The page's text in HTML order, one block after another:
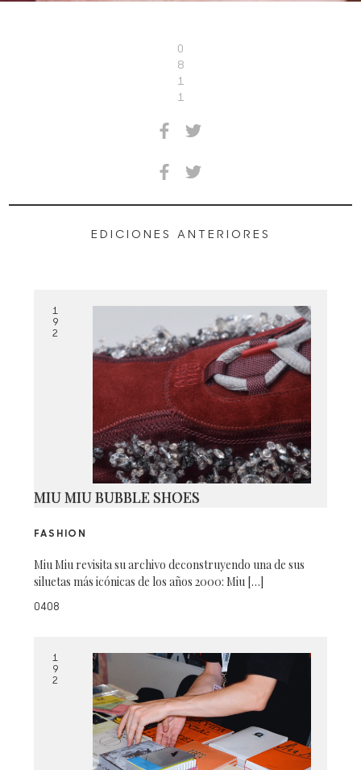
0
8
1
1
EDICIONES ANTERIORES
1
9
2
MIU MIU BUBBLE SHOES
FASHION
Miu Miu revisita su archivo deconstruyendo una de sus
siluetas más icónicas de los años 2000: Miu […]
0408
1
9
2